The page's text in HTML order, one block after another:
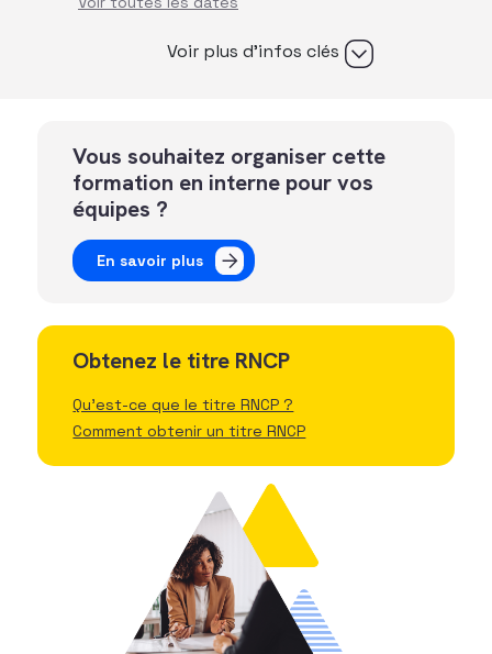
Voir plus d’infos clés
Vous souhaitez organiser cette
formation en interne pour vos
équipes ?
En savoir plus
Obtenez le titre RNCP
Qu'est-ce que le titre RNCP ?
Comment obtenir un titre RNCP